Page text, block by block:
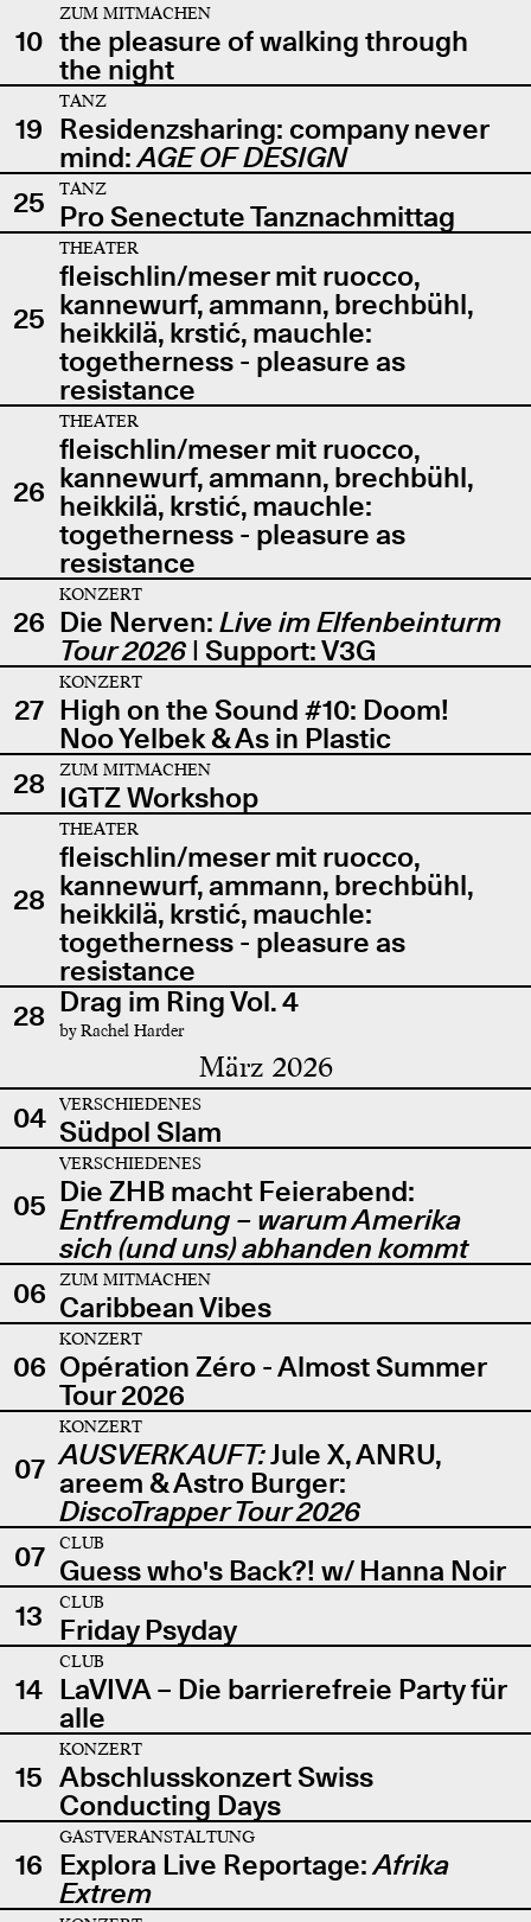
10
ZUM MITMACHEN
the pleasure of walking through
the night
19
TANZ
Residenzsharing: company never
mind:AGE OF DESIGN
25
TANZ
Pro Senectute Tanznachmittag
25
THEATER
fleischlin/meser mit ruocco,
kannewurf, ammann, brechbühl,
heikkilä, krstić, mauchle:
togetherness - pleasure as
resistance
26
THEATER
fleischlin/meser mit ruocco,
kannewurf, ammann, brechbühl,
heikkilä, krstić, mauchle:
togetherness - pleasure as
resistance
26
KONZERT
Die Nerven: Live im Elfenbeinturm
Tour 2026| Support: V3G
27
KONZERT
High on the Sound #10: Doom!
Noo Yelbek & As in Plastic
28
ZUM MITMACHEN
IGTZ Workshop
28
THEATER
fleischlin/meser mit ruocco,
kannewurf, ammann, brechbühl,
heikkilä, krstić, mauchle:
togetherness - pleasure as
resistance
28 Drag im Ring Vol. 4
by Rachel Harder
März 2026
04 VERSCHIEDENES
Südpol Slam
05
VERSCHIEDENES
Die ZHB macht Feierabend:
Entfremdung – warum Amerika
sich (und uns) abhanden kommt
06
ZUM MITMACHEN
Caribbean Vibes
06
KONZERT
Opération Zéro - Almost Summer
Tour 2026
07
KONZERT
AUSVERKAUFT:Jule X, ANRU,
areem & Astro Burger:
DiscoTrapper Tour 2026
07
CLUB
Guess who's Back?! w/ Hanna Noir
13
CLUB
Friday Psyday
14
CLUB
LaVIVA – Die barrierefreie Party für
alle
15
KONZERT
Abschlusskonzert Swiss
Conducting Days
16
GASTVERANSTALTUNG
Explora Live Reportage:Afrika
Extrem